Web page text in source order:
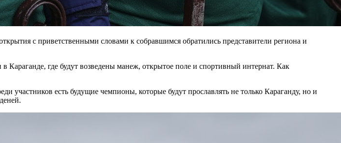
с приветственными словами к собравшимся обратились представители региона и
Караганде, где будут возведены манеж, открытое поле и спортивный интернат. Как
участников есть будущие чемпионы, которые будут прославлять не только Караганду, но и